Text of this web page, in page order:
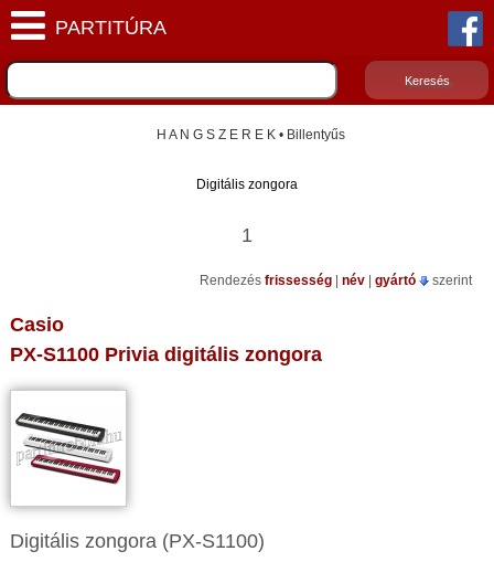
H A N G S Z E R E K • Billentyűs
Digitális zongora
1
Rendezés frissesség név gyártó szerint
Casio
PX-S1100 Privia digitális zongora
Digitális zongora (PX-S1100)